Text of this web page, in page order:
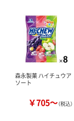
森永製菓 ハイチュウア
ソート
￥705～（税込）